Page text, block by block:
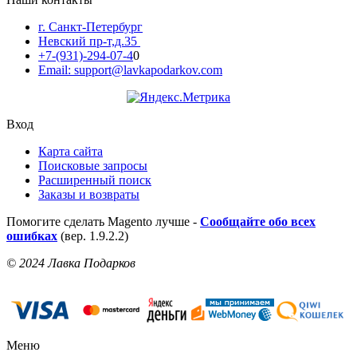
г. Санкт-Петербург
Невский пр-т,д.35
+7-(931)-294-07-40
Email: support@lavkapodarkov.com
Вход
Карта сайта
Поисковые запросы
Расширенный поиск
Заказы и возвраты
Помогите сделать Magento лучше - Сообщайте обо всех
ошибках (вер. 1.9.2.2)
© 2024 Лавка Подарков
Меню